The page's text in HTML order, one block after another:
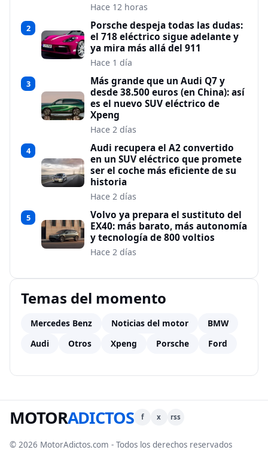
Hace 12 horas
2
Porsche despeja todas las dudas:
el 718 eléctrico sigue adelante y
ya mira más allá del 911
Hace 1 día
3
Más grande que un Audi Q7 y
desde 38.500 euros (en China): así
es el nuevo SUV eléctrico de
Xpeng
Hace 2 días
4
Audi recupera el A2 convertido
en un SUV eléctrico que promete
ser el coche más eficiente de su
historia
Hace 2 días
5
Volvo ya prepara el sustituto del
EX40: más barato, más autonomía
y tecnología de 800 voltios
Hace 2 días
Temas del momento
Mercedes Benz Noticias del motor
BMW
Audi
Otros Xpeng Porsche Ford
MOTORADICTOS f x rss
© 2026 MotorAdictos.com - Todos los derechos reservados